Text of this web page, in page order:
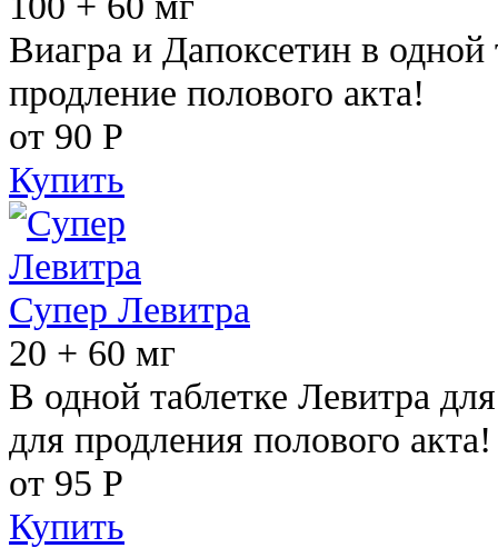
Виагра и Дапоксетин в одной
продление полового акта!
от 90 Р
Купить
Супер Левитра
20 + 60 мг
В одной таблетке Левитра
для продления полового акта!
от 95 Р
Купить